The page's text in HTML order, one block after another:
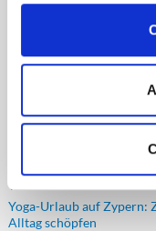
Gleichermaßen beliebt
Ruhesuchenden sind die
hier ist für jeden
DJD-Nr.: 76123
WO YOGA UND MEER
Yoga-Urlaub auf Zypern:
Alltag schöpfen